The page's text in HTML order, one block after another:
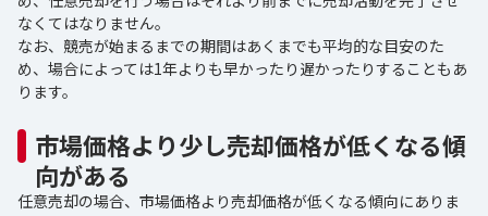
なくてはなりません。
なお、競売が始まるまでの期間はあくまでも平均的な目安のた
め、場合によっては1年よりも早かったり遅かったりすることもあ
ります。
市場価格より少し売却価格が低くなる傾
向がある
任意売却の場合、市場価格より売却価格が低くなる傾向にありま